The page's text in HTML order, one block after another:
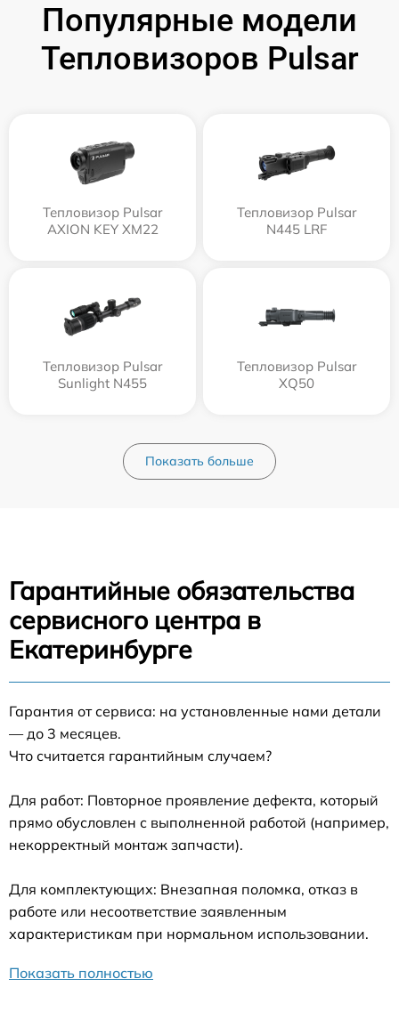
Популярные модели
Тепловизоров Pulsar
Тепловизор Pulsar
AXION KEY XM22
Тепловизор Pulsar
N445 LRF
Тепловизор Pulsar
Sunlight N455
Тепловизор Pulsar
XQ50
Показать больше
Гарантийные обязательства
сервисного центра в
Екатеринбурге
Гарантия от сервиса: на установленные нами детали
— до 3 месяцев.
Что считается гарантийным случаем?
Для работ: Повторное проявление дефекта, который
прямо обусловлен с выполненной работой (например,
некорректный монтаж запчасти).
Для комплектующих: Внезапная поломка, отказ в
работе или несоответствие заявленным
характеристикам при нормальном использовании.
Показать полностью